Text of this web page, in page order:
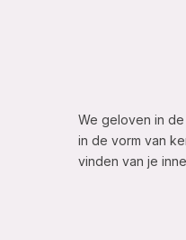
We geloven in
in de vorm van
vinden van je